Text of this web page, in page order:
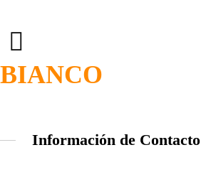
BIANCO
Información de Contacto